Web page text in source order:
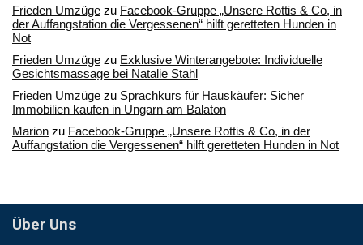
Frieden Umzüge zu Facebook-Gruppe „Unsere Rottis & Co, in
der Auffangstation die Vergessenen“ hilft geretteten Hunden in
Not
Frieden Umzüge zu Exklusive Winterangebote: Individuelle
Gesichtsmassage bei Natalie Stahl
Frieden Umzüge zu Sprachkurs für Hauskäufer: Sicher
Immobilien kaufen in Ungarn am Balaton
Marion zu Facebook-Gruppe „Unsere Rottis & Co, in der
Auffangstation die Vergessenen“ hilft geretteten Hunden in Not
Über Uns